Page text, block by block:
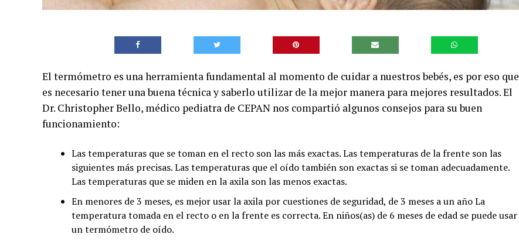
El termómetro es una herramienta fundamental al momento de cuidar a nuestros bebés, es por eso que
es necesario tener una buena técnica y saberlo utilizar de la mejor manera para mejores resultados. El
Dr. Christopher Bello, médico pediatra de CEPAN nos compartió algunos consejos para su buen
funcionamiento:
Las temperaturas que se toman en el recto son las más exactas. Las temperaturas de la frente son las
siguientes más precisas. Las temperaturas que el oído también son exactas si se toman adecuadamente.
Las temperaturas que se miden en la axila son las menos exactas.
En menores de 3 meses, es mejor usar la axila por cuestiones de seguridad, de 3 meses a un año La
temperatura tomada en el recto o en la frente es correcta. En niños(as) de 6 meses de edad se puede usar
un termómetro de oído.